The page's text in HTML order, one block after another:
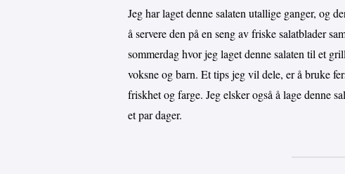
Jeg har laget denne salaten utallige ganger, og
å servere den på en seng av friske salatblader
sommerdag hvor jeg laget denne salaten til et
voksne og barn. Et tips jeg vil dele, er å bruke
friskhet og farge. Jeg elsker også å lage denne
et par dager.